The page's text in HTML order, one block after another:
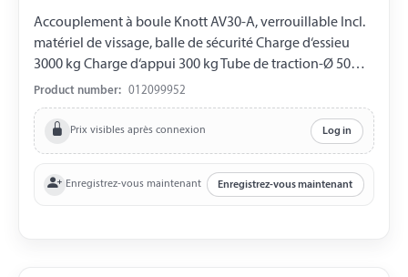
Accouplement à boule Knott AV30-A, verrouillable Incl.
matériel de vissage, balle de sécurité Charge d‘essieu
3000 kg Charge d‘appui 300 kg Tube de traction-Ø 50
mm Trou horizontal Ø 14,5 mm Trou vertical Ø 12,5 mm
Distance entre les trous 40 mm
Product number: 012099952
Prix visibles après connexion Log in
Enregistrez-vous maintenant Enregistrez-vous maintenant